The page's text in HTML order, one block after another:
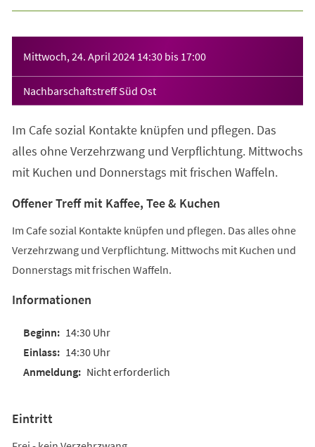
Mittwoch, 24. April 2024 14:30 bis 17:00
Nachbarschaftstreff Süd Ost
Im Cafe sozial Kontakte knüpfen und pflegen. Das
alles ohne Verzehrzwang und Verpflichtung. Mittwochs
mit Kuchen und Donnerstags mit frischen Waffeln.
Offener Treff mit Kaffee, Tee & Kuchen
Im Cafe sozial Kontakte knüpfen und pflegen. Das alles ohne
Verzehrzwang und Verpflichtung. Mittwochs mit Kuchen und
Donnerstags mit frischen Waffeln.
Informationen
14:30 Uhr
14:30 Uhr
Nicht erforderlich
Eintritt